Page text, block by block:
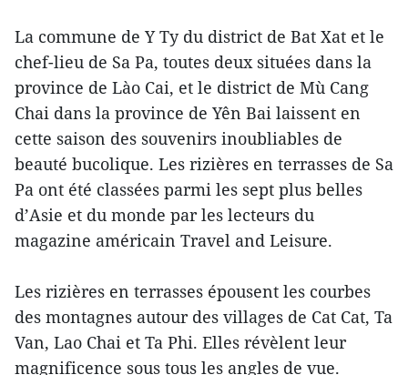
La commune de Y Ty du district de Bat Xat et le
chef-lieu de Sa Pa, toutes deux situées dans la
province de Lào Cai, et le district de Mù Cang
Chai dans la province de Yên Bai laissent en
cette saison des souvenirs inoubliables de
beauté bucolique. Les rizières en terrasses de Sa
Pa ont été classées parmi les sept plus belles
d’Asie et du monde par les lecteurs du
magazine américain Travel and Leisure.
Les rizières en terrasses épousent les courbes
des montagnes autour des villages de Cat Cat, Ta
Van, Lao Chai et Ta Phi. Elles révèlent leur
magnificence sous tous les angles de vue.